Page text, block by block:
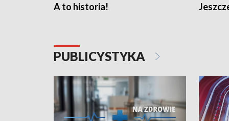
A to historia!
PUBLICYSTYKA